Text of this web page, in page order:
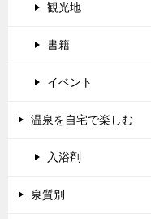
観光地
書籍
イベント
温泉を自宅で楽しむ
入浴剤
泉質別